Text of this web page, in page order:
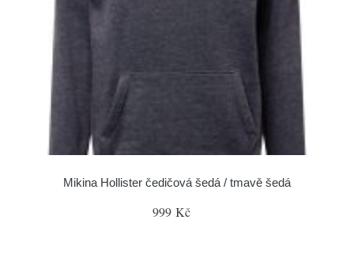
Mikina Hollister čedičová šedá / tmavě šedá
999 Kč